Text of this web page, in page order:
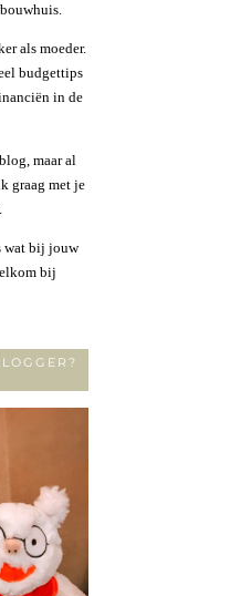
als moeder.
budgettips
in de
maar al
graag met je
wat bij jouw
bij